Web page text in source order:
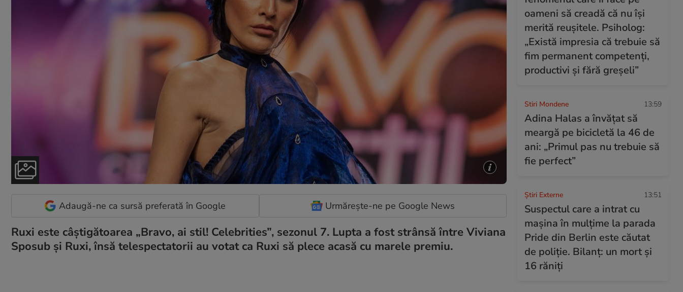
Adaugă-ne ca sursă preferată în Google Urmărește-ne pe Google News
Ruxi este câștigătoarea „Bravo, ai stil! Celebrities”, sezonul 7. Lupta a fost strânsă între Viviana
Sposub și Ruxi, însă telespectatorii au votat ca Ruxi să plece acasă cu marele premiu.
oameni să creadă că nu își
merită reușitele. Psiholog:
„Există impresia că trebuie să
fim permanent competenți,
productivi și fără greșeli”
Stiri Mondene 13:59
Adina Halas a învățat să
meargă pe bicicletă la 46 de
ani: „Primul pas nu trebuie să
fie perfect”
Știri Externe 13:51
Suspectul care a intrat cu
mașina în mulțime la parada
Pride din Berlin este căutat
de poliție. Bilanț: un mort și
16 răniți